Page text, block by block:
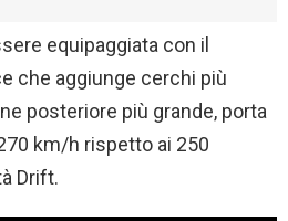
equipaggiata con il
che aggiunge cerchi più
posteriore più grande, porta
km/h rispetto ai 250
Drift.